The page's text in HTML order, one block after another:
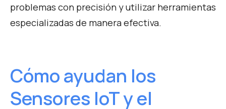
problemas con precisión y utilizar herramientas
especializadas de manera efectiva.
Cómo ayudan los
Sensores IoT y el